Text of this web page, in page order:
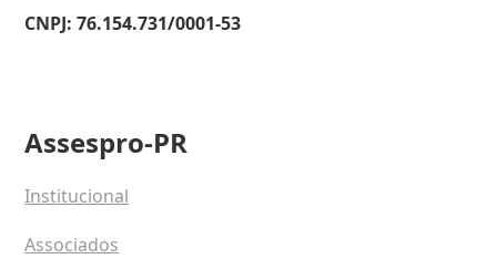
CNPJ: 76.154.731/0001-53
Assespro-PR
Institucional
Associados